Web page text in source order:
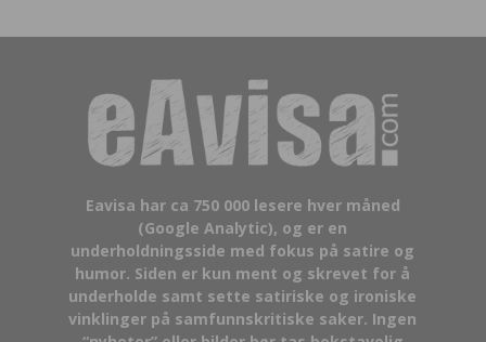
Eavisa har ca 750 000 lesere hver måned
(Google Analytic), og er en
underholdningsside med fokus på satire og
humor. Siden er kun ment og skrevet for å
underholde samt sette satiriske og ironiske
vinklinger på samfunnskritiske saker. Ingen